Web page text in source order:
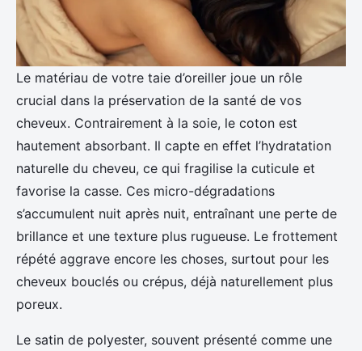
Le matériau de votre taie d’oreiller joue un rôle
crucial dans la préservation de la santé de vos
cheveux. Contrairement à la soie, le coton est
hautement absorbant. Il capte en effet l’hydratation
naturelle du cheveu, ce qui fragilise la cuticule et
favorise la casse. Ces micro-dégradations
s’accumulent nuit après nuit, entraînant une perte de
brillance et une texture plus rugueuse. Le frottement
répété aggrave encore les choses, surtout pour les
cheveux bouclés ou crépus, déjà naturellement plus
poreux.
Le satin de polyester, souvent présenté comme une